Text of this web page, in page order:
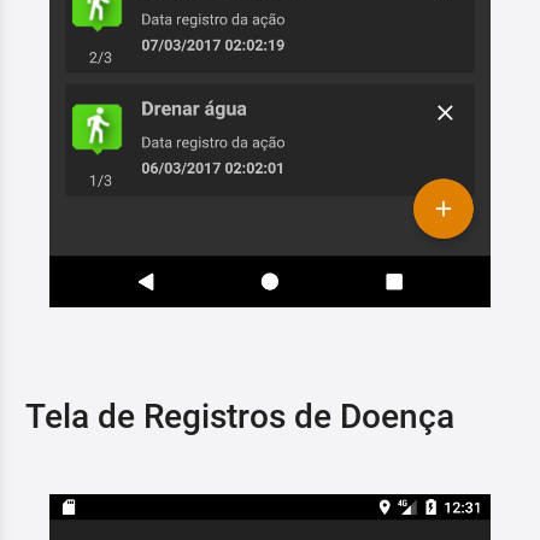
Tela de Registros de Doença